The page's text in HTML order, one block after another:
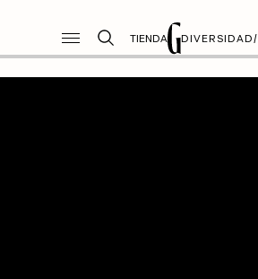
TIENDA DIVERSIDAD/